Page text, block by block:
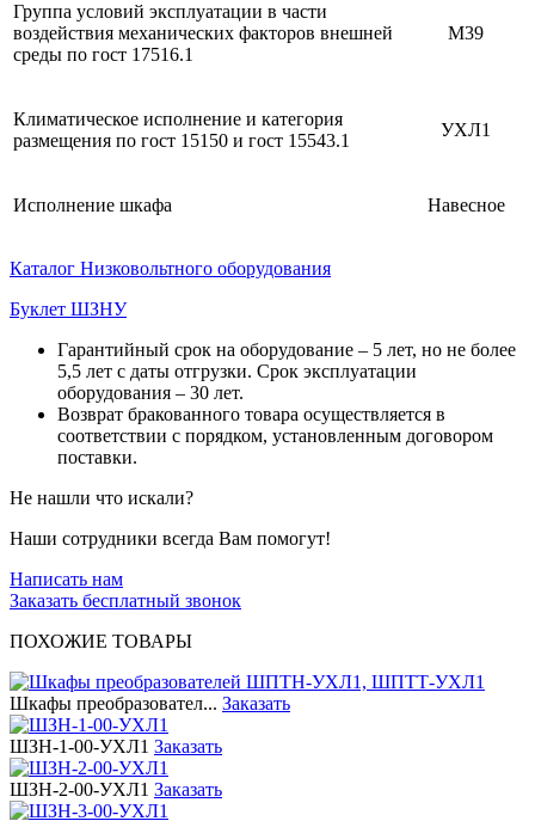
Группа условий эксплуатации в части
воздействия механических факторов внешней
среды по гост 17516.1
М39
Климатическое исполнение и категория
размещения по гост 15150 и гост 15543.1
УХЛ1
Исполнение шкафа Навесное
Каталог Низковольтного оборудования
Буклет ШЗНУ
Гарантийный срок на оборудование – 5 лет, но не более
5,5 лет с даты отгрузки. Срок эксплуатации
оборудования – 30 лет.
Возврат бракованного товара осуществляется в
соответствии с порядком, установленным договором
поставки.
Не нашли что искали?
Наши сотрудники всегда Вам помогут!
Написать нам
Заказать бесплатный звонок
ПОХОЖИЕ ТОВАРЫ
Шкафы преобразовател... Заказать
ШЗН-1-00-УХЛ1 Заказать
ШЗН-2-00-УХЛ1 Заказать